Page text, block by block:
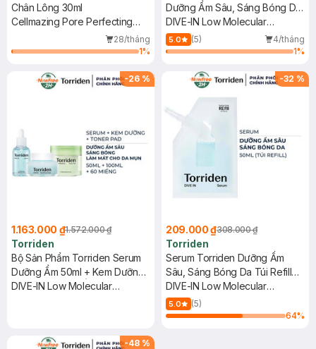
Chân Lông 30ml
Cellmazing Pore Perfecting
28/tháng
1%
Dưỡng Ẩm Sâu, Sáng Bóng Da
50ml
DIVE-IN Low Molecular
Hyaluronic Acid Serum
5.0 (5)
4/tháng
1%
-26 %
1.163.000 ₫1.572.000 ₫
Torriden
Bộ Sản Phẩm Torriden Serum
Dưỡng Ẩm 50ml + Kem Dưỡng
Dịu Mát, Dưỡng Ẩm 100ml +
DIVE-IN Low Molecular
-32 %
209.000 ₫308.000 ₫
Torriden
Serum Torriden Dưỡng Ẩm
Sâu, Sáng Bóng Da Túi Refill
50ml
DIVE-IN Low Molecular
Hyaluronic Acid Serum
5.0
(5)
64%
-48 %